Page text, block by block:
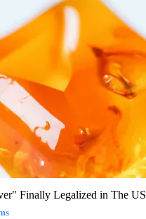
Finally Legalized in The US